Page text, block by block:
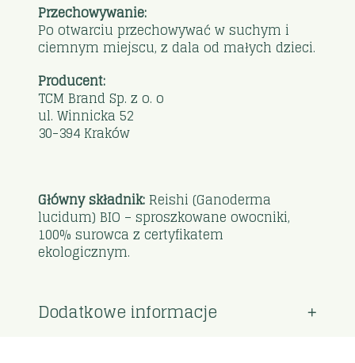
Przechowywanie:
Po otwarciu przechowywać w suchym i
ciemnym miejscu, z dala od małych dzieci.
Producent:
TCM Brand Sp. z o. o
ul. Winnicka 52
30-394 Kraków
Główny składnik: Reishi (Ganoderma
lucidum) BIO – sproszkowane owocniki,
100% surowca z certyfikatem
ekologicznym.
Dodatkowe informacje